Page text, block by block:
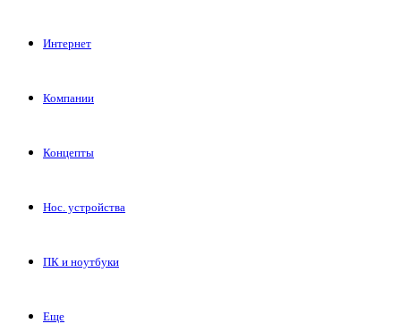
Интернет
Компании
Концепты
Нос. устройства
ПК и ноутбуки
Еще